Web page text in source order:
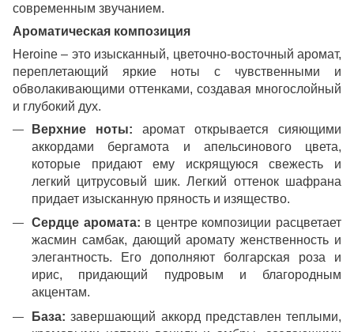
современным звучанием.
Ароматическая композиция
Heroine – это изысканный, цветочно-восточный аромат,
переплетающий яркие ноты с чувственными и
обволакивающими оттенками, создавая многослойный
и глубокий дух.
Верхние ноты: аромат открывается сияющими
аккордами бергамота и апельсинового цвета,
которые придают ему искрящуюся свежесть и
легкий цитрусовый шик. Легкий оттенок шафрана
придает изысканную пряность и изящество.
Сердце аромата: в центре композиции расцветает
жасмин самбак, дающий аромату женственность и
элегантность. Его дополняют болгарская роза и
ирис, придающий пудровым и благородным
акцентам.
База:завершающий аккорд представлен теплыми,